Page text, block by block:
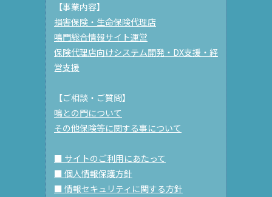
【事業内容】
損害保険・生命保険代理店
鳴門総合情報サイト運営
保険代理店向けシステム開発・DX支援・経
営支援
【ご相談・ご質問】
鳴との門について
その他保険等に関する事について
■ サイトのご利用にあたって
■ 個人情報保護方針
■ 情報セキュリティに関する方針